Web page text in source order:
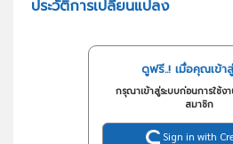
ประวัติการเปลี่ยนแปลง
ดูฟรี..! เมื่อคุณเข้า
กรุณาเข้าสู่ระบบก่อนการใช้ง
สมาชิก
Sign in with